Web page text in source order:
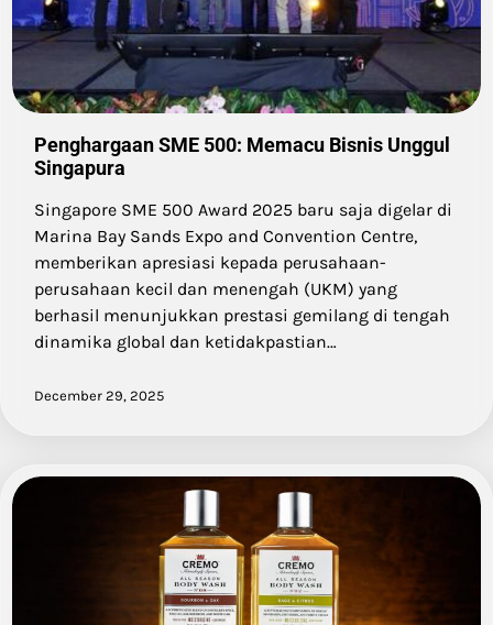
Penghargaan SME 500: Memacu Bisnis Unggul
Singapura
Singapore SME 500 Award 2025 baru saja digelar di
Marina Bay Sands Expo and Convention Centre,
memberikan apresiasi kepada perusahaan-
perusahaan kecil dan menengah (UKM) yang
berhasil menunjukkan prestasi gemilang di tengah
dinamika global dan ketidakpastian…
December 29, 2025